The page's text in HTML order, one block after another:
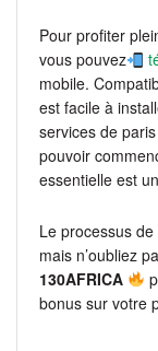
Pour profiter
vous pouvez
mobile.
est facile à
services de
pouvoir
essentielle est
Le processus de
mais n’oubliez
130AFRICA
bonus sur votre